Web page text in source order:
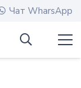
Чат WharsApp